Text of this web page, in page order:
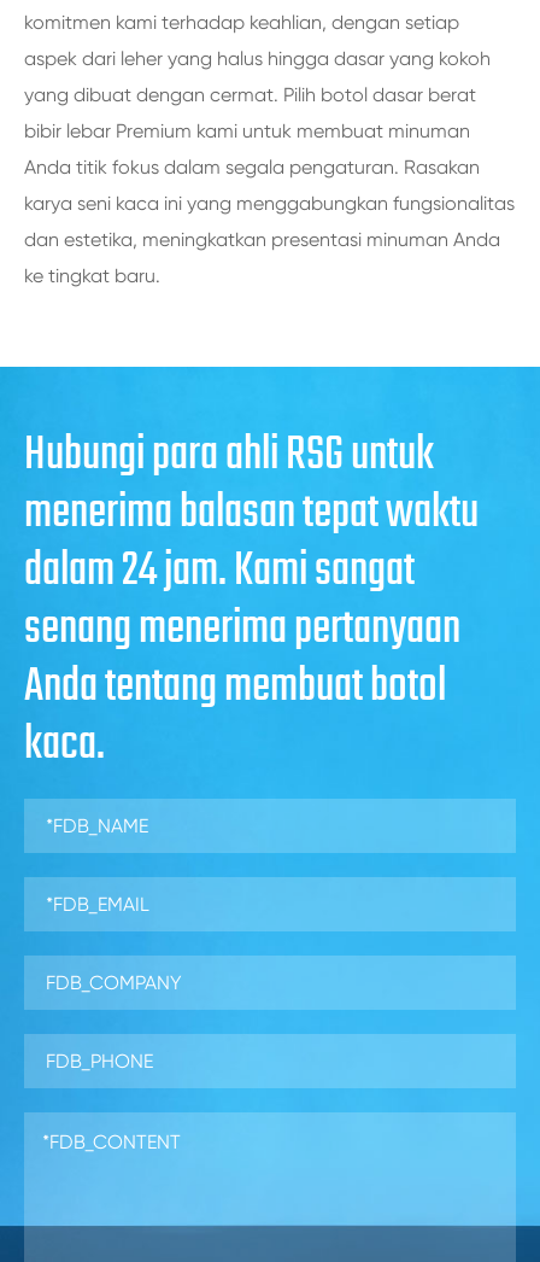
komitmen kami terhadap keahlian, dengan setiap
aspek dari leher yang halus hingga dasar yang kokoh
yang dibuat dengan cermat. Pilih botol dasar berat
bibir lebar Premium kami untuk membuat minuman
Anda titik fokus dalam segala pengaturan. Rasakan
karya seni kaca ini yang menggabungkan fungsionalitas
dan estetika, meningkatkan presentasi minuman Anda
ke tingkat baru.
Hubungi para ahli RSG untuk
menerima balasan tepat waktu
dalam 24 jam. Kami sangat
senang menerima pertanyaan
Anda tentang membuat botol
kaca.